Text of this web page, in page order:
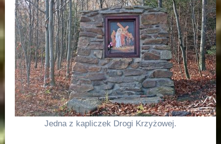
Jedna z kapliczek Drogi Krzyżowej.